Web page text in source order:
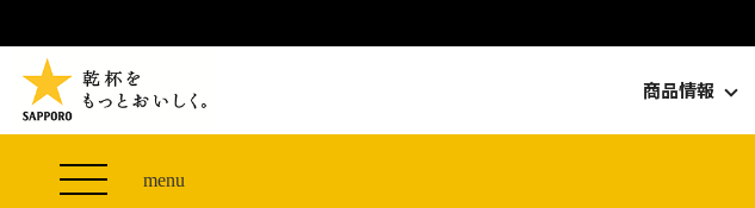
商品情報
menu
ザ・パーフェクト黒ラベル アワード
山本由伸選手応援プロジェクト「GET A STAR
サッポロ生ビール黒ラベル
オカズデザインが提案する
黒ラベルに合う食40選
CLUB 黒ラベル